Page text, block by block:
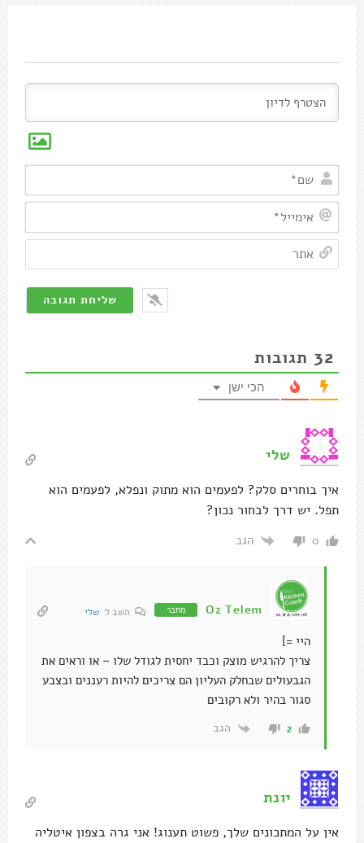
שם*
32 תגובות
הכי ישן
שלי
איך בוחרים סלק? לפעמים הוא מתוק ונפלא, לפעמים הוא
תפל. יש דרך לבחור נכון?
0 הגב
Oz Telem מחבר השב ל שלי
היי =]
צריך להרגיש מוצק וכבד יחסית לגודל שלו – או וראים את
הגבעולים שבחלק העליון הם צריכים להיות רעננים ובצבע
סגור בהיר ולא רקובים
2 הגב
יונת
אין על המתכונים שלך, פשוט תענוג! אני גרה בצפון איטליה